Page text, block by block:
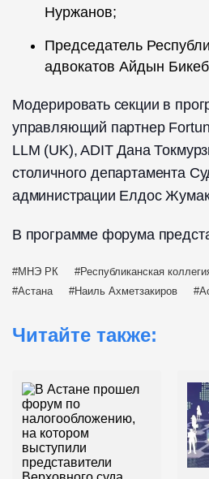
Нуржанов;
Председатель
адвокатов Айдын
Модерировать секции в
управляющий партнер
LLM (UK), ADIT Дана
столичного департамента
администрации Елдос
В программе форума
МНЭ РК Республиканская
Астана
Наиль Ахметзакиров
Читайте также: